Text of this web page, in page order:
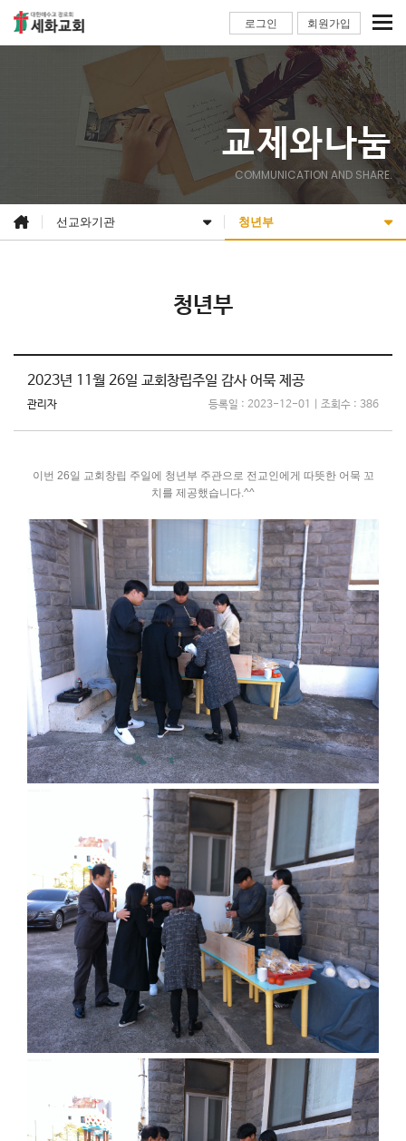
로그인 회원가입
교제와나눔
COMMUNICATION AND SHARE.
선교와기관 청년부
청년부
2023년 11월 26일 교회창립주일 감사 어묵 제공
관리자 등록일 : 2023-12-01 | 조회수 : 386
이번 26일 교회창립 주일에 청년부 주관으로 전교인에게 따뜻한 어묵 꼬
치를 제공했습니다.^^